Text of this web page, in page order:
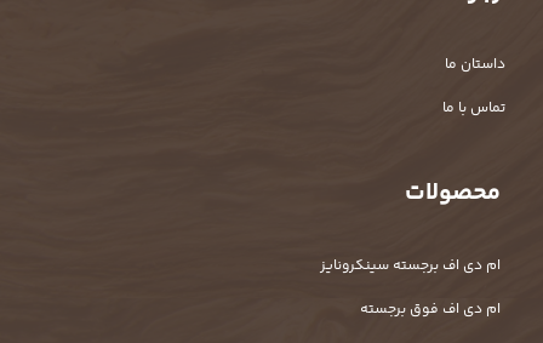
داستان ما
تماس با ما
محصولات
ام دی اف برجسته سینکرونایز
ام دی اف فوق برجسته